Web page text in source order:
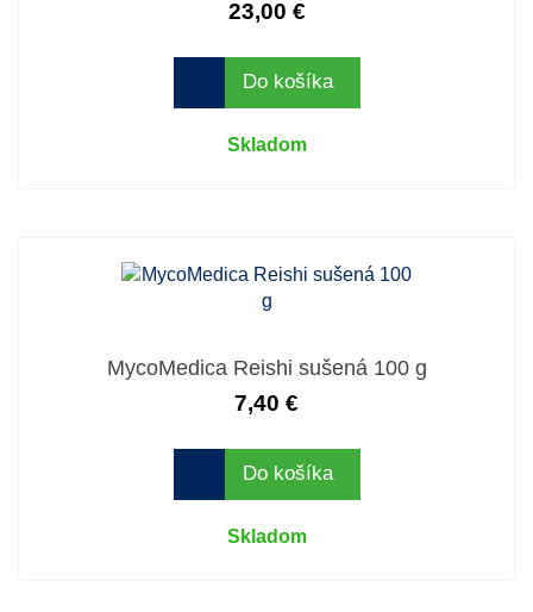
23,00 €
Do košíka
Skladom
MycoMedica Reishi sušená 100 g
7,40 €
Do košíka
Skladom